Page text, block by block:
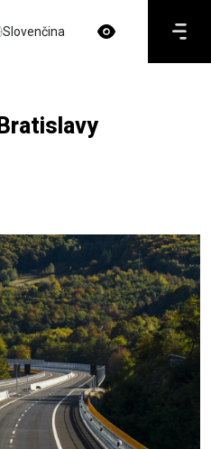
Slovenčina
Bratislavy